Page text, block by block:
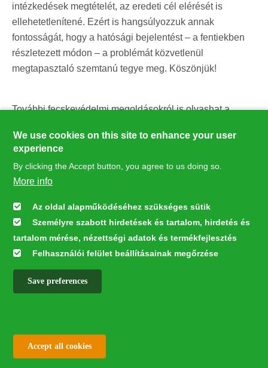
intézkedések megtételét, az eredeti cél elérését is
ellehetetlenítené. Ezért is hangsúlyozzuk annak
fontosságát, hogy a hatósági bejelentést – a fentiekben
részletezett módon – a problémát közvetlenül
megtapasztaló szemtanú tegye meg. Köszönjük!
További fecskevédelmi megoldásokról is olvashat a
tartalmazó
We use cookies on this site to enhance your user
experience
By clicking the Accept button, you agree to us doing so.
More info
Az oldal alapműködéséhez szükséges sütik
Személyre szabott hirdetések és tartalom, hirdetés és
tartalom mérése, nézettségi adatok és termékfejlesztés
Felhasználói felület beállításainak megőrzése
Save preferences
Accept all cookies